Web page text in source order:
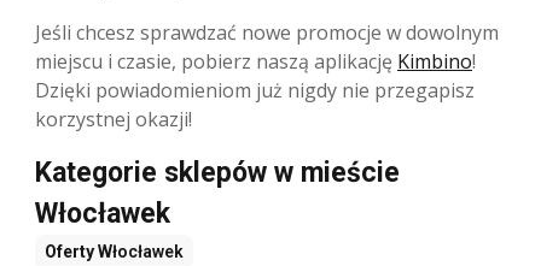
Jeśli chcesz sprawdzać nowe promocje w dowolnym
miejscu i czasie, pobierz naszą aplikację Kimbino!
Dzięki powiadomieniom już nigdy nie przegapisz
korzystnej okazji!
Kategorie sklepów w mieście
Włocławek
OfertyWłocławek